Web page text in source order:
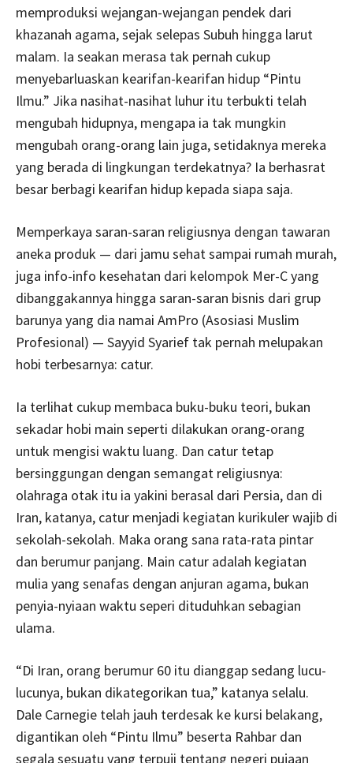
memproduksi wejangan-wejangan pendek dari
khazanah agama, sejak selepas Subuh hingga larut
malam. Ia seakan merasa tak pernah cukup
menyebarluaskan kearifan-kearifan hidup “Pintu
Ilmu.” Jika nasihat-nasihat luhur itu terbukti telah
mengubah hidupnya, mengapa ia tak mungkin
mengubah orang-orang lain juga, setidaknya mereka
yang berada di lingkungan terdekatnya? Ia berhasrat
besar berbagi kearifan hidup kepada siapa saja.
Memperkaya saran-saran religiusnya dengan tawaran
aneka produk — dari jamu sehat sampai rumah murah,
juga info-info kesehatan dari kelompok Mer-C yang
dibanggakannya hingga saran-saran bisnis dari grup
barunya yang dia namai AmPro (Asosiasi Muslim
Profesional) — Sayyid Syarief tak pernah melupakan
hobi terbesarnya: catur.
Ia terlihat cukup membaca buku-buku teori, bukan
sekadar hobi main seperti dilakukan orang-orang
untuk mengisi waktu luang. Dan catur tetap
bersinggungan dengan semangat religiusnya:
olahraga otak itu ia yakini berasal dari Persia, dan di
Iran, katanya, catur menjadi kegiatan kurikuler wajib di
sekolah-sekolah. Maka orang sana rata-rata pintar
dan berumur panjang. Main catur adalah kegiatan
mulia yang senafas dengan anjuran agama, bukan
penyia-nyiaan waktu seperi dituduhkan sebagian
ulama.
“Di Iran, orang berumur 60 itu dianggap sedang lucu-
lucunya, bukan dikategorikan tua,” katanya selalu.
Dale Carnegie telah jauh terdesak ke kursi belakang,
digantikan oleh “Pintu Ilmu” beserta Rahbar dan
segala sesuatu yang terpuji tentang negeri pujaan